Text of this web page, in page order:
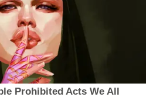
Prohibited Acts We All